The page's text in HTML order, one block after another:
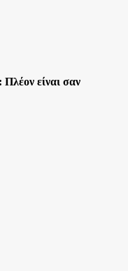
είναι σαν